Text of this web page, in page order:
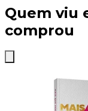
Quem viu
comprou